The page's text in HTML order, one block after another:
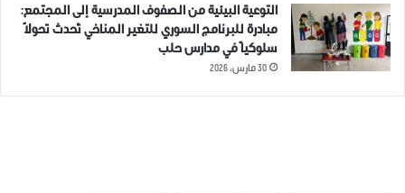
التوعية البيئية من الصفوف المدرسية إلى المجتمع:
مبادرة للبرنامج السوري للتغير المناخي تُحدث تحولاً
سلوكياً في مدارس حلب
30 مارس، 2026